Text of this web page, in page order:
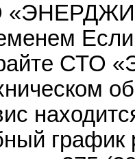
СТО
график